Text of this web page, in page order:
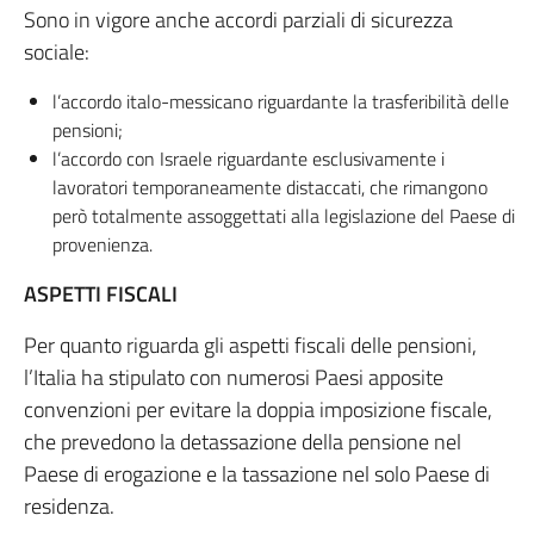
Sono in vigore anche accordi parziali di sicurezza
sociale:
l’accordo italo-messicano riguardante la trasferibilità delle
pensioni;
l’accordo con Israele riguardante esclusivamente i
lavoratori temporaneamente distaccati, che rimangono
però totalmente assoggettati alla legislazione del Paese di
provenienza.
ASPETTI FISCALI
Per quanto riguarda gli aspetti fiscali delle pensioni,
l’Italia ha stipulato con numerosi Paesi apposite
convenzioni per evitare la doppia imposizione fiscale,
che prevedono la detassazione della pensione nel
Paese di erogazione e la tassazione nel solo Paese di
residenza.